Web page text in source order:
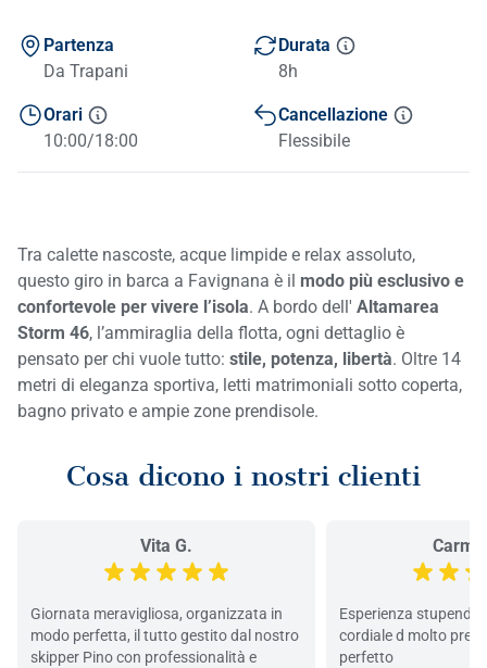
Partenza
Da Trapani
Durata
8h
Orari
10:00/18:00
Cancellazione
Flessibile
Tra calette nascoste, acque limpide e relax assoluto,
questo giro in barca a Favignana è il modo più esclusivo e
confortevole per vivere l’isola. A bordo dell' Altamarea
Storm 46, l’ammiraglia della flotta, ogni dettaglio è
pensato per chi vuole tutto: stile, potenza, libertà. Oltre 14
metri di eleganza sportiva, letti matrimoniali sotto coperta,
bagno privato e ampie zone prendisole.
Cosa dicono i nostri clienti
Vita G.
Giornata meravigliosa, organizzata in
modo perfetta, il tutto gestito dal nostro
skipper Pino con professionalità e
Esperienza
cordiale d molto
perfetto